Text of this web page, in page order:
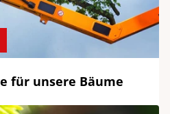
für unsere Bäume